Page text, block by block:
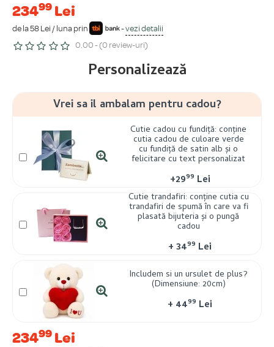
23499 Lei
de la 58 Lei / luna prin -vezi detalii
0.00 - (0 review-uri)
23499 Lei
Personalizează
Vrei sa il ambalam pentru cadou?
Cutie cadou cu fundiță: conține
cutia cadou de culoare verde
cu fundiță de satin alb și o
felicitare cu text personalizat
+2999 Lei
Cutie trandafiri: conține cutia cu
trandafiri de spumă în care va fi
plasată bijuteria și o pungă
cadou
+3499 Lei
Includem si un ursulet de plus?
(Dimensiune: 20cm)
+ 4499 Lei